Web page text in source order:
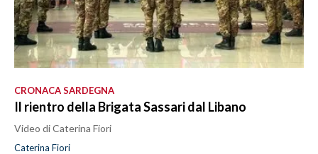
CRONACA SARDEGNA
Il rientro della Brigata Sassari dal Libano
Video di Caterina Fiori
Caterina Fiori